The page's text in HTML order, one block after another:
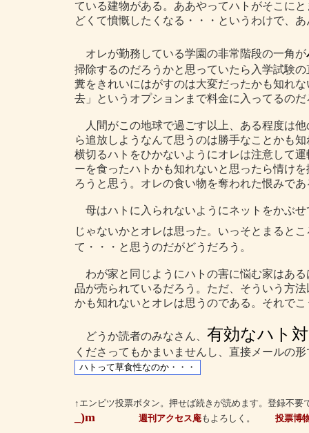
ている建物がある。ああやってハトがそこに
どくて憤慨したくなる・・・というわけで、
オレが勤務している学園の非常階段の一角が
掃除するのだろうかと思っていたら入学試験
糞をきれいにはがすのは大変だったかも知れ
去」というオプションまで料金に入ってるのだ
人間がこの地球で過ごす以上、ある程度は
ら追放しようなんて思うのは勝手なことかも
横切るハトをひかないようにオレは注意して
ーを食ったハトかも知れないと思ったら情け
ろうと思う。オレの食い物を奪われた恨みであ
母はハトに入られないようにネットをかぶ
じゃないかとオレは思った。いっそとまるとこ
て・・・と思うのだがどうだろう。
わが家と同じようにハトの害に悩む家はあ
品が売られているだろう。ただ、そういう方
かも知れないとオレは思うのである。それで
どうか読者のみなさん、 有効なハト
くださってもかまいませんし、直接メールの
↑エンピツ投票ボタン。押せば続きが読めます。登録不要
_)m 週刊アクセス庵もよろしく。 投票博